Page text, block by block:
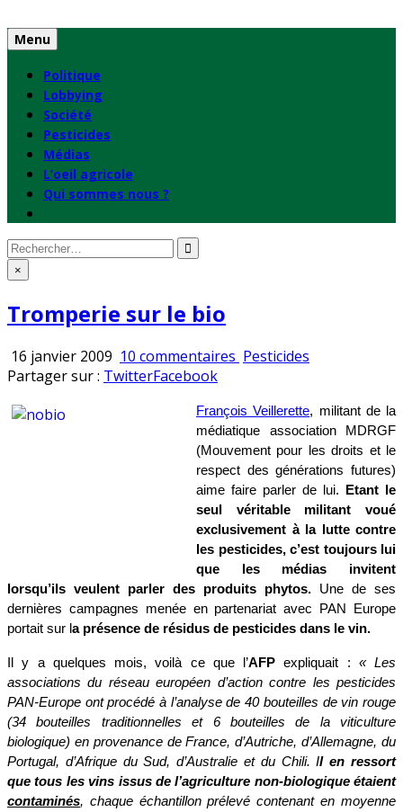
to
content
Menu
Politique
Lobbying
Société
Pesticides
Médias
L’oeil agricole
Qui sommes nous ?
Rechercher
: ×
Tromperie sur le bio
16 janvier 2009 10 commentaires sur
le
bio
Publié
Pesticides
Partager sur : TwitterFacebook
François Veillerette, militant de la
médiatique association MDRGF
(Mouvement pour les droits et le
respect des générations futures)
aime faire parler de lui.
Etant le
seul véritable militant voué
exclusivement à la lutte contre
les pesticides, c’est toujours lui
que les médias invitent
lorsqu’ils veulent parler des produits phytos. Une de ses
dernières campagnes menée en partenariat avec PAN Europe
portait sur l a présence de résidus de pesticides dans le vin.
Il y a quelques mois, voilà ce que l’AFPexpliquait : « Les
associations du réseau européen d’action contre les pesticides
PAN-Europe ont procédé à l’analyse de 40 bouteilles de vin rouge
(34 bouteilles traditionnelles et 6 bouteilles de la viticulture
biologique) en provenance de France, d’Autriche, d’Allemagne, du
Portugal, d’Afrique du Sud, d’Australie et du Chili. Il en ressort
que tous les vins issus de l’agriculture non-biologique étaient
contaminés, chaque échantillon prélevé contenant en moyenne